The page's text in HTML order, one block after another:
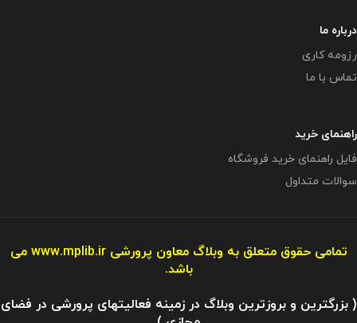
درباره ما
رزومه کاری
تماس با ما
راهنمای خرید
فایل راهنمای خرید فروشگاه
سوالات متداول
تمامی حقوق متعلق به وبلاگ معاون پرورشیwww.mplib.ir می
باشد.
( بزرگترین و بروزترین وبلاگ در زمینه فعالیتهای پرورشی در فضای